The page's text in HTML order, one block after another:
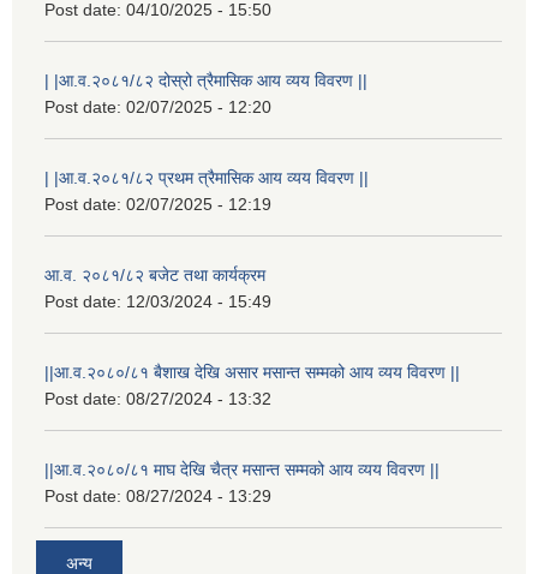
Post date: 04/10/2025 - 15:50
| |आ.व.२०८१/८२ दोस्रो त्रैमासिक आय व्यय विवरण ||
Post date: 02/07/2025 - 12:20
| |आ.व.२०८१/८२ प्रथम त्रैमासिक आय व्यय विवरण ||
Post date: 02/07/2025 - 12:19
आ.व. २०८१/८२ बजेट तथा कार्यक्रम
Post date: 12/03/2024 - 15:49
||आ.व.२०८०/८१ बैशाख देखि असार मसान्त सम्मको आय व्यय विवरण ||
Post date: 08/27/2024 - 13:32
||आ.व.२०८०/८१ माघ देखि चैत्र मसान्त सम्मको आय व्यय विवरण ||
Post date: 08/27/2024 - 13:29
अन्य